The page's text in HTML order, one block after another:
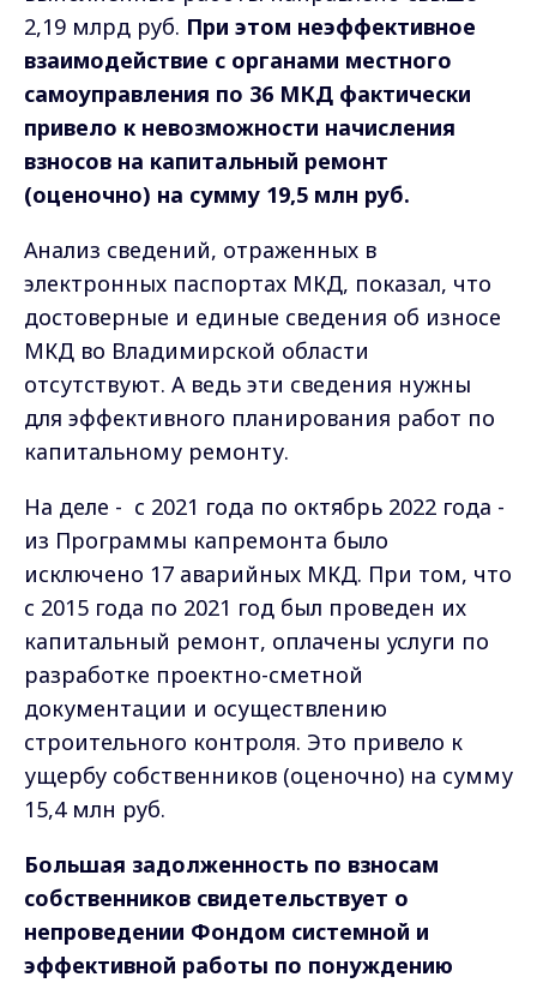
2,19 млрд руб. При этом неэффективное
взаимодействие с органами местного
самоуправления по 36 МКД фактически
привело к невозможности начисления
взносов на капитальный ремонт
(оценочно) на сумму 19,5 млн руб.
Анализ сведений, отраженных в
электронных паспортах МКД, показал, что
достоверные и единые сведения об износе
МКД во Владимирской области
отсутствуют. А ведь эти сведения нужны
для эффективного планирования работ по
капитальному ремонту.
На деле - с 2021 года по октябрь 2022 года -
из Программы капремонта было
исключено 17 аварийных МКД. При том, что
с 2015 года по 2021 год был проведен их
капитальный ремонт, оплачены услуги по
разработке проектно-сметной
документации и осуществлению
строительного контроля. Это привело к
ущербу собственников (оценочно) на сумму
15,4 млн руб.
Большая задолженность по взносам
собственников свидетельствует о
непроведении Фондом системной и
эффективной работы по понуждению